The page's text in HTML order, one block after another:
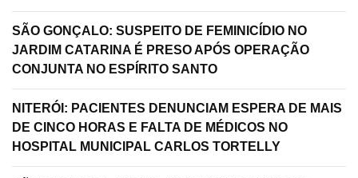
SÃO GONÇALO: SUSPEITO DE FEMINICÍDIO NO
JARDIM CATARINA É PRESO APÓS OPERAÇÃO
CONJUNTA NO ESPÍRITO SANTO
NITERÓI: PACIENTES DENUNCIAM ESPERA DE MAIS
DE CINCO HORAS E FALTA DE MÉDICOS NO
HOSPITAL MUNICIPAL CARLOS TORTELLY